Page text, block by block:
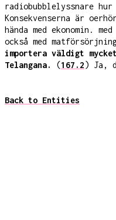
radiobubblelyssnare
Konsekvenserna är
hända med ekonomin.
också med
importera väldigt
Telangana.
(167.2) Ja,
Back to Entities